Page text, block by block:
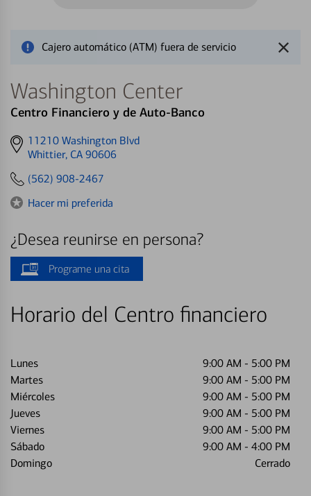
Cajero automático (ATM) fuera de servicio
Washington Center
Centro Financiero y de Auto-Banco
Get
directions
11210 Washington Blvd
Whittier, CA 90606
(562) 908-2467
Hacer mi preferida
¿Desea reunirse en persona?
Programe una cita
Horario del Centro financiero
Lunes 9:00 AM - 5:00 PM
Martes
9:00 AM - 5:00 PM
Miércoles
9:00 AM - 5:00 PM
Jueves
9:00 AM - 5:00 PM
Viernes
9:00 AM - 5:00 PM
Sábado
9:00 AM - 4:00 PM
Domingo
Cerrado